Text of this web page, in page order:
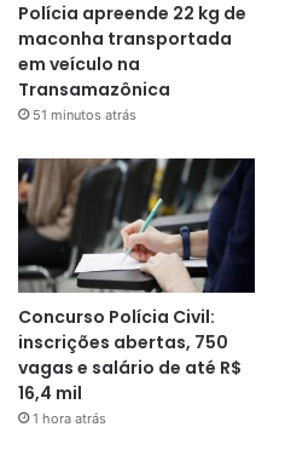
Polícia apreende 22 kg de
maconha transportada
em veículo na
Transamazônica
51 minutos atrás
Concurso Polícia Civil:
inscrições abertas, 750
vagas e salário de até R$
16,4 mil
1 hora atrás